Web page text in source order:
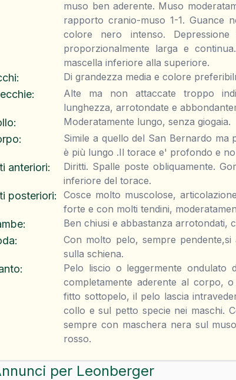
muso ben aderente. Muso
rapporto cranio-muso 1-1. Guance
colore nero intenso.
proporzionalmente larga e
mascella inferiore alla superiore.
: Di grandezza media e colore
:
Alte ma non attaccate troppo
lunghezza, arrotondate e
: Moderatamente lungo, senza giogaia.
:
Simile a quello del San Bernardo
è più lungo .Il torace e' profondo e
anteriori:
Diritti. Spalle poste obliquamente.
inferiore del torace.
posteriori:
Cosce molto muscolose,
forte e con molti tendini,
: Ben chiusi e abbastanza arrotondati,
:
Con molto pelo, sempre
sulla schiena.
:
Pelo liscio o leggermente ondulato
completamente aderente al corpo,
fitto sottopelo, il pelo lascia
collo e sul petto specie nei maschi.
sempre con maschera nera sul
rosso.
per Leonberger